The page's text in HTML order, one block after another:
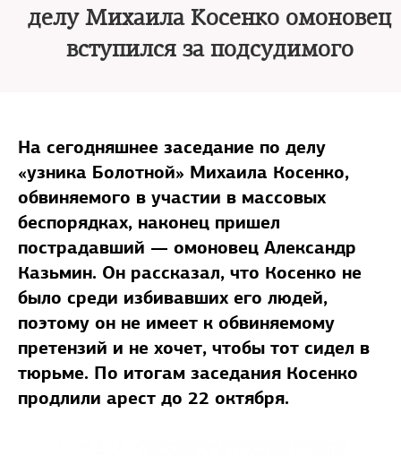
делу Михаила Косенко омоновец
вступился за подсудимого
На сегодняшнее заседание по делу
«узника Болотной» Михаила Косенко,
обвиняемого в участии в массовых
беспорядках, наконец пришел
пострадавший — омоновец Александр
Казьмин. Он рассказал, что Косенко не
было среди избивавших его людей,
поэтому он не имеет к обвиняемому
претензий и не хочет, чтобы тот сидел в
тюрьме. По итогам заседания Косенко
продлили арест до 22 октября.